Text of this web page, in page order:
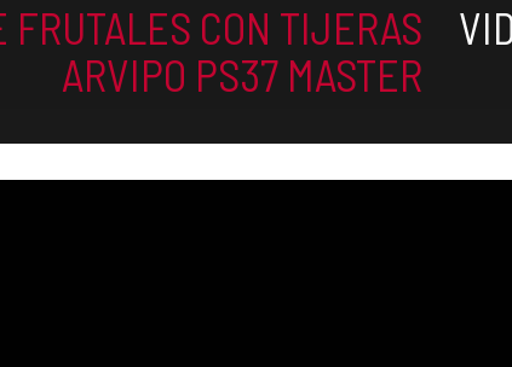
FRUTALES CON TIJERAS
ARVIPO PS37 MASTER